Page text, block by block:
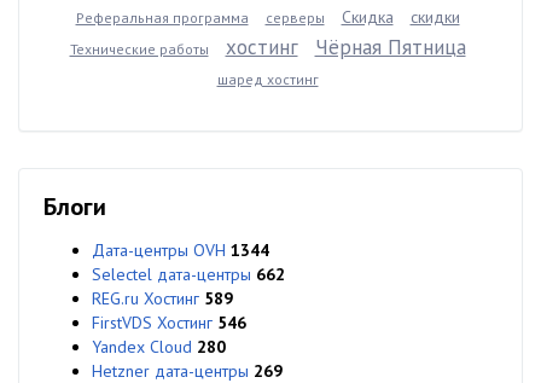
Реферальная программа серверы Скидка скидки
Технические работы хостинг Чёрная Пятница
шаред хостинг
Блоги
Дата-центры OVH 1344
Selectel дата-центры 662
REG.ru Хостинг 589
FirstVDS Хостинг 546
Yandex Cloud 280
Hetzner дата-центры 269